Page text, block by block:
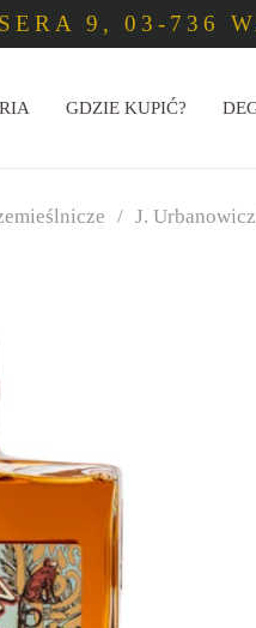
9, 03-736
GDZIE KUPIĆ?
/ J.